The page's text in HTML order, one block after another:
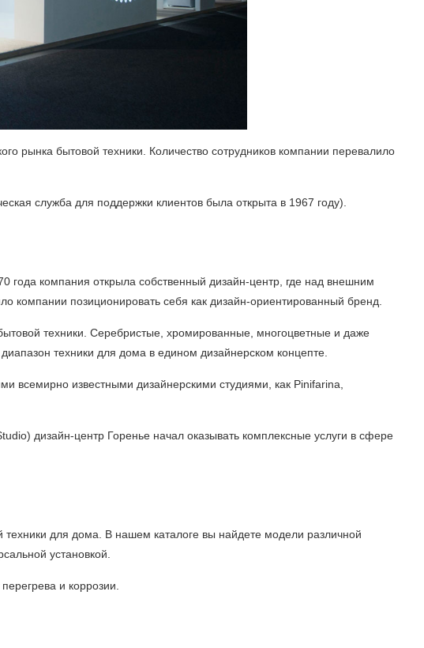
рынка бытовой техники. Количество сотрудников компании перевалило
служба для поддержки клиентов была открыта в 1967 году).
года компания открыла собственный дизайн-центр, где над внешним
компании позиционировать себя как дизайн-ориентированный бренд.
техники. Серебристые, хромированные, многоцветные и даже
техники для дома в едином дизайнерском концепте.
всемирно известными дизайнерскими студиями, как Pinifarina,
дизайн-центр Горенье начал оказывать комплексные услуги в сфере
техники для дома. В нашем каталоге вы найдете модели различной
установкой.
и коррозии.